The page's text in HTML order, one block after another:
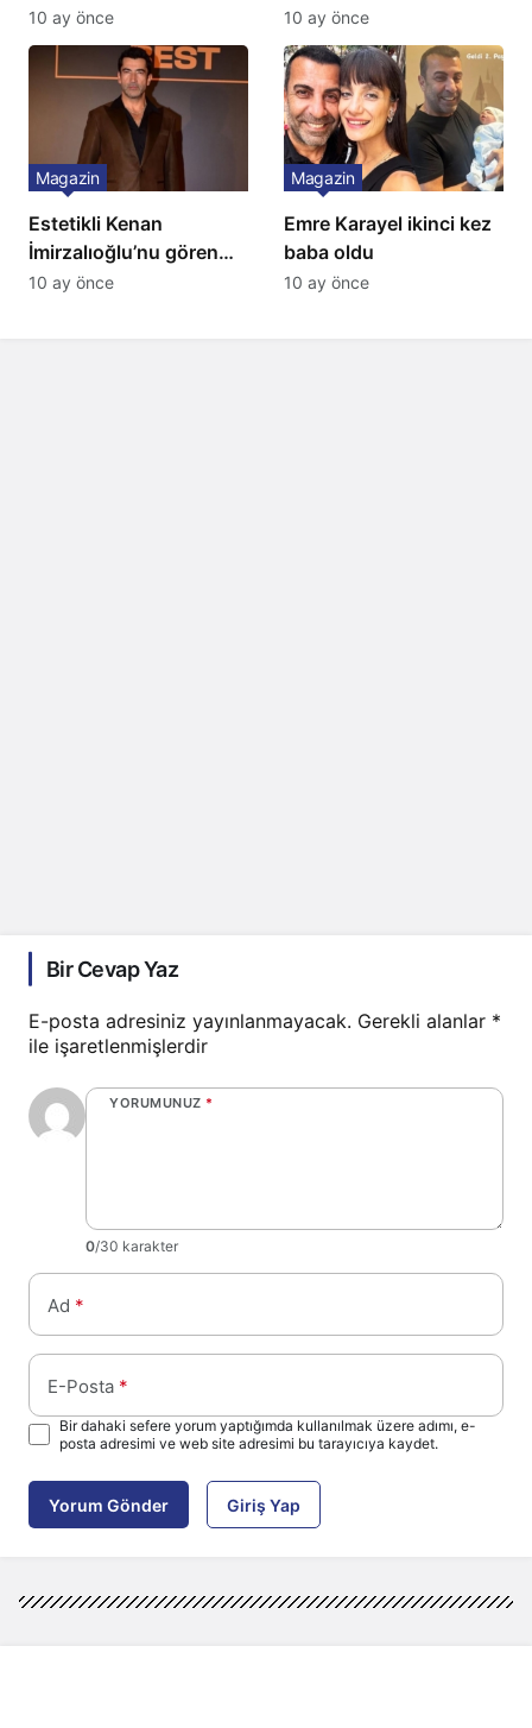
10 ay önce 10 ay önce
Estetikli Kenan
İmirzalıoğlu’nu gören
tanıyamıyor: Son hali
Magazin
10 ay önce
Emre Karayel ikinci kez
baba oldu
Magazin
10 ay önce
Bir Cevap Yaz
E-posta adresiniz yayınlanmayacak. Gerekli alanlar *
ile işaretlenmişlerdir
YORUMUNUZ *
0/30 karakter
Ad *
E-Posta *
Bir dahaki sefere yorum yaptığımda kullanılmak üzere adımı, e-
posta adresimi ve web site adresimi bu tarayıcıya kaydet.
Yorum Gönder Giriş Yap